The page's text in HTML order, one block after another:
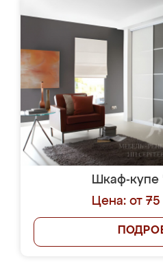
Шкаф-купе
Цена: от